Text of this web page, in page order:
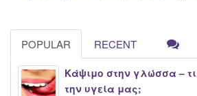
POPULAR RECENT
Κάψιμο στην γλώσσα –
την υγεία μας;